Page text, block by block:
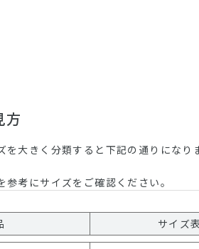
方
を大きく分類すると下記の通りになり
考にサイズをご確認ください。
サイズ